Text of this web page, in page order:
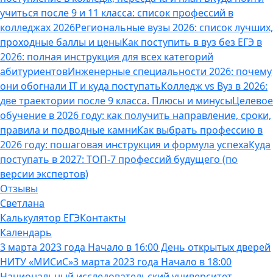
учиться после 9 и 11 класса: список профессий в
колледжах 2026Региональные вузы 2026: список лучших,
проходные баллы и ценыКак поступить в вуз без ЕГЭ в
2026: полная инструкция для всех категорий
абитуриентовИнженерные специальности 2026: почему
они обогнали IT и куда поступатьКолледж vs Вуз в 2026:
две траектории после 9 класса. Плюсы и минусыЦелевое
обучение в 2026 году: как получить направление, сроки,
правила и подводные камниКак выбрать профессию в
2026 году: пошаговая инструкция и формула успехаКуда
поступать в 2027: ТОП-7 профессий будущего (по
версии экспертов)
Отзывы
Светлана
Калькулятор ЕГЭКонтакты
Календарь
3 марта 2023 года Начало в 16:00 День открытых дверей
НИТУ «МИСиС»3 марта 2023 года Начало в 18:00